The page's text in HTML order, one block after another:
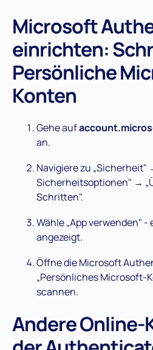
Microsoft
einrichten:
Persönliche
Konten
Gehe auf
an.
Navigiere zu „Sicherheit"
Sicherheitsoptionen" →
Schritten".
Wähle „App verwenden" -
angezeigt.
Öffne die Microsoft
„Persönliches Microsoft-
scannen.
Andere